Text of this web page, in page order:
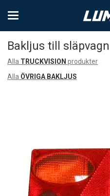
Bakljus till släpvagn
Alla TRUCKVISION produkter
Alla ÖVRIGA BAKLJUS